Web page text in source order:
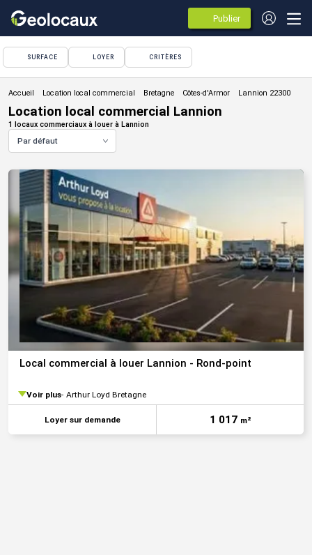
Publier
des
annonces
SURFACE LOYER CRITÈRES
Location local commercial
Location local commercial Lannion
1 locaux commerciaux à louer à Lannion
Par défaut
Local commercial à louer Lannion - Rond-point
Voir plus Arthur Loyd Bretagne
Loyer sur demande 1 017 m²